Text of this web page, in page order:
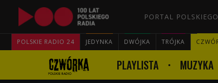
PORTAL
POLSKIE RADIO 24 JEDYNKA DWÓJKA TRÓJKA
PLAYLISTA MUZYKA